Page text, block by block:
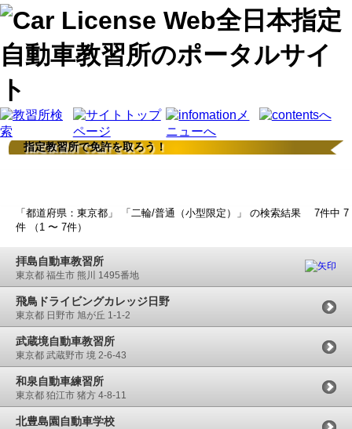
指定教習所で免許を取ろう！
「都道府県：東京都」 「二輪/普通（小型限定）」 の検索結果 7件中 7
件 （1 〜 7件）
拝島自動車教習所
東京都 福生市 熊川 1495番地
飛鳥ドライビングカレッジ日野
東京都 日野市 旭が丘 1-1-2
武蔵境自動車教習所
東京都 武蔵野市 境 2-6-43
和泉自動車練習所
東京都 狛江市 猪方 4-8-11
北豊島園自動車学校